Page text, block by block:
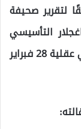
لتقرير صحيفة
التأسيسي
لحزب المستقبل ، أنه لن يذهب مع مهندسي عقلية 28 فبراير